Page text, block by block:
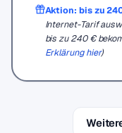
Aktion: bis zu
Internet-Tarif
bis zu 240 €
Erklärung hier)